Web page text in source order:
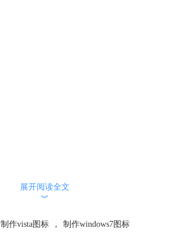
展开阅读全文
︾
制作vista图标 ， 制作windows7图标